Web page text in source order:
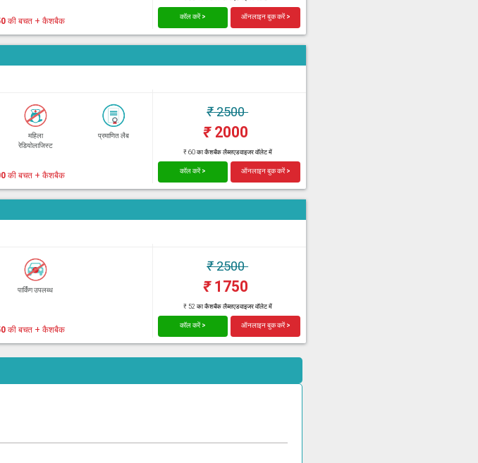
की बचत + कैशबैक कॉल करें > ऑनलाइन बुक करें >
महिला
रेडियोलाजिस्ट
प्रमाणित लैब
₹2500
₹2000
₹ 60 का कैशबैक लैब्सएडवाइजर वॉलेट में
की बचत + कैशबैक कॉल करें > ऑनलाइन बुक करें >
पार्किंग उपलब्ध
₹2500
₹1750
₹ 52 का कैशबैक लैब्सएडवाइजर वॉलेट में
की बचत + कैशबैक कॉल करें > ऑनलाइन बुक करें >